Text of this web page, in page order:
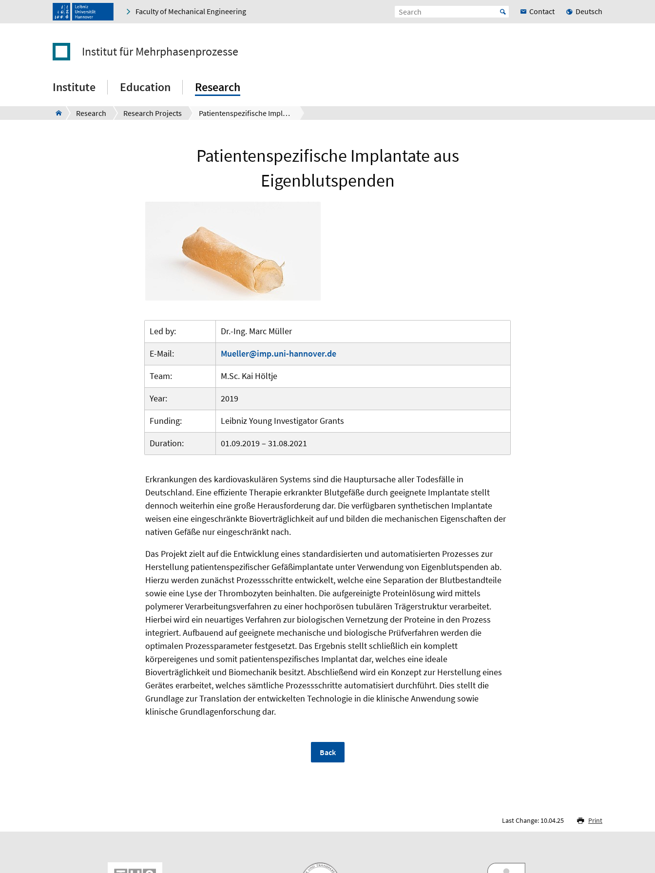
Faculty of Mechanical Engineering Contact Deutsch
Institut für Mehrphasenprozesse
Institute Education Research
Research Research Projects Patientenspezifische Implantate aus Eigenblutspenden
Patientenspezifische Implantate aus
Eigenblutspenden
Led by:
Dr.-Ing. Marc Müller
E-Mail:
Mueller@imp.uni-hannover.de
Team:
M.Sc. Kai Höltje
Year:
2019
Funding:
Leibniz Young Investigator Grants
Duration:
01.09.2019 – 31.08.2021
Erkrankungen des kardiovaskulären Systems sind die Hauptursache aller Todesfälle in
Deutschland. Eine effiziente Therapie erkrankter Blutgefäße durch geeignete Implantate stellt
dennoch weiterhin eine große Herausforderung dar. Die verfügbaren synthetischen Implantate
weisen eine eingeschränkte Bioverträglichkeit auf und bilden die mechanischen Eigenschaften der
nativen Gefäße nur eingeschränkt nach.
Das Projekt zielt auf die Entwicklung eines standardisierten und automatisierten Prozesses zur
Herstellung patientenspezifischer Gefäßimplantate unter Verwendung von Eigenblutspenden ab.
Hierzu werden zunächst Prozessschritte entwickelt, welche eine Separation der Blutbestandteile
sowie eine Lyse der Thrombozyten beinhalten. Die aufgereinigte Proteinlösung wird mittels
polymerer Verarbeitungsverfahren zu einer hochporösen tubulären Trägerstruktur verarbeitet.
Hierbei wird ein neuartiges Verfahren zur biologischen Vernetzung der Proteine in den Prozess
integriert. Aufbauend auf geeignete mechanische und biologische Prüfverfahren werden die
optimalen Prozessparameter festgesetzt. Das Ergebnis stellt schließlich ein komplett
körpereigenes und somit patientenspezifisches Implantat dar, welches eine ideale
Bioverträglichkeit und Biomechanik besitzt. Abschließend wird ein Konzept zur Herstellung eines
Gerätes erarbeitet, welches sämtliche Prozessschritte automatisiert durchführt. Dies stellt die
Grundlage zur Translation der entwickelten Technologie in die klinische Anwendung sowie
klinische Grundlagenforschung dar.
Back
Last Change: 10.04.25 Print